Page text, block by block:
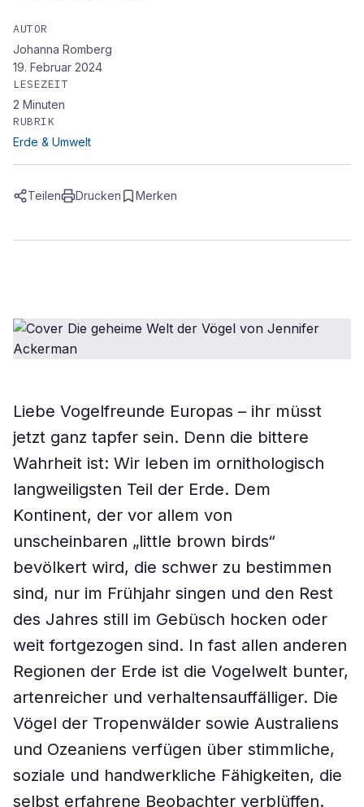
AUTOR
Johanna Romberg
19. Februar 2024
LESEZEIT
2 Minuten
RUBRIK
Erde & Umwelt
Teilen Drucken Merken
Liebe Vogelfreunde Europas – ihr müsst
jetzt ganz tapfer sein. Denn die bittere
Wahrheit ist: Wir leben im ornithologisch
langweiligsten Teil der Erde. Dem
Kontinent, der vor allem von
unscheinbaren „little brown birds“
bevölkert wird, die schwer zu bestimmen
sind, nur im Frühjahr singen und den Rest
des Jahres still im Gebüsch hocken oder
weit fortgezogen sind. In fast allen anderen
Regionen der Erde ist die Vogelwelt bunter,
artenreicher und verhaltensauffälliger. Die
Vögel der Tropenwälder sowie Australiens
und Ozeaniens verfügen über stimmliche,
soziale und handwerkliche Fähigkeiten, die
selbst erfahrene Beobachter verblüffen.